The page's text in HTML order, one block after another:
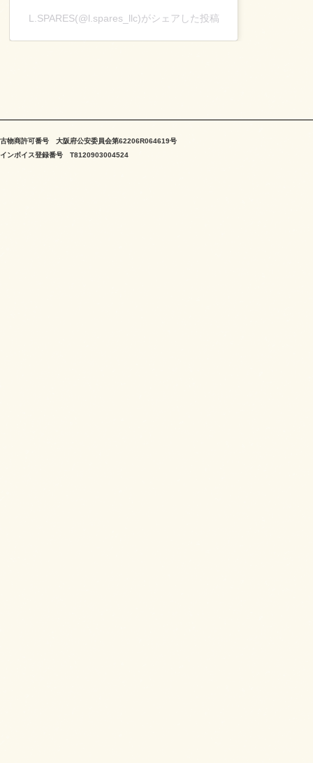
L.SPARES(@l.spares_llc)がシェアした投稿
古物商許可番号 大阪府公安委員会第62206R064619号
インボイス登録番号 T8120903004524